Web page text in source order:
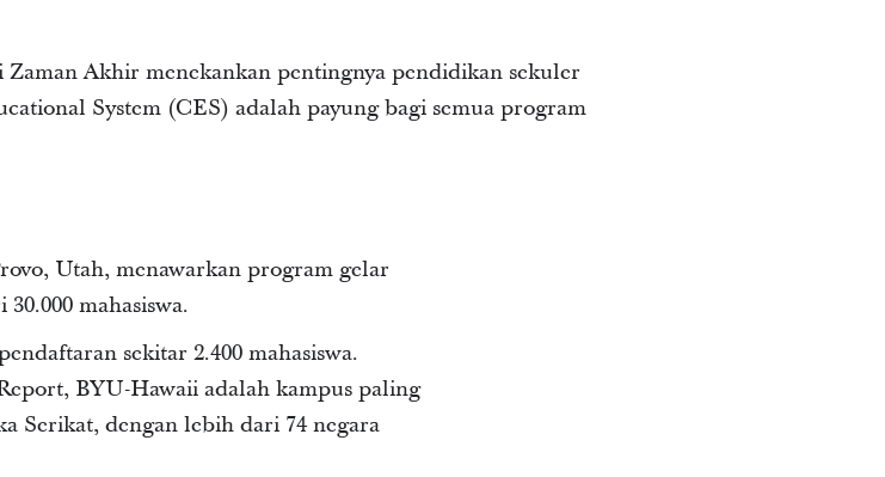
Akhir menekankan pentingnya pendidikan sekuler
System (CES) adalah payung bagi semua program
Utah, menawarkan program gelar
mahasiswa.
sekitar 2.400 mahasiswa.
BYU-Hawaii adalah kampus paling
Serikat, dengan lebih dari 74 negara